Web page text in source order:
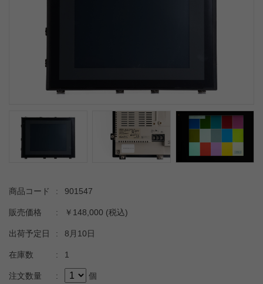
商品コード : 901547
販売価格 : ￥148,000 (税込)
出荷予定日 : 8月10日
在庫数 : 1
注文数量 : 個